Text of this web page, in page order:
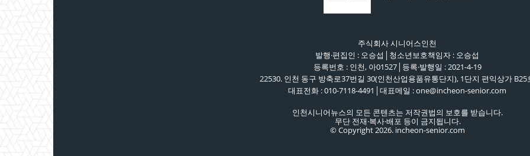
주식회사 시니어스인천
발행·편집인 : 오승섭│청소년보호책임자 : 오승섭
등록번호 : 인천, 아01527│등록·발행일 : 2021-4-19
22530. 인천 동구 방축로37번길 30(인천산업용품유통단지), 1단지 편익상가 B25
대표전화 : 010-7118-4491│대표메일 : one@incheon-senior.com
인천시니어뉴스의 모든 콘텐츠는 저작권법의 보호를 받습니다.
무단 전재·복사·배포 등이 금지됩니다.
© Copyright 2026. incheon-senior.com